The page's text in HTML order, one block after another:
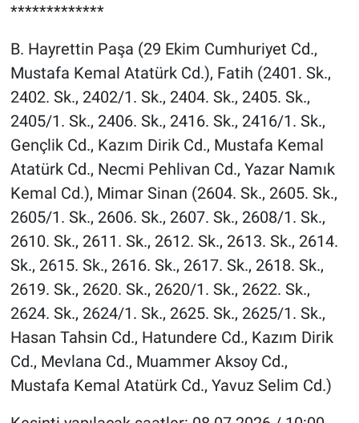
*************
B. Hayrettin Paşa (29 Ekim Cumhuriyet Cd.,
Mustafa Kemal Atatürk Cd.), Fatih (2401. Sk.,
2402. Sk., 2402/1. Sk., 2404. Sk., 2405. Sk.,
2405/1. Sk., 2406. Sk., 2416. Sk., 2416/1. Sk.,
Gençlik Cd., Kazım Dirik Cd., Mustafa Kemal
Atatürk Cd., Necmi Pehlivan Cd., Yazar Namık
Kemal Cd.), Mimar Sinan (2604. Sk., 2605. Sk.,
2605/1. Sk., 2606. Sk., 2607. Sk., 2608/1. Sk.,
2610. Sk., 2611. Sk., 2612. Sk., 2613. Sk., 2614.
Sk., 2615. Sk., 2616. Sk., 2617. Sk., 2618. Sk.,
2619. Sk., 2620. Sk., 2620/1. Sk., 2622. Sk.,
2624. Sk., 2624/1. Sk., 2625. Sk., 2625/1. Sk.,
Hasan Tahsin Cd., Hatundere Cd., Kazım Dirik
Cd., Mevlana Cd., Muammer Aksoy Cd.,
Mustafa Kemal Atatürk Cd., Yavuz Selim Cd.)